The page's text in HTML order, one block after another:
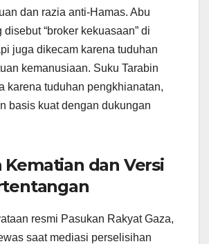
dan razia anti-Hamas. Abu
“broker kekuasaan” di
juga dikecam karena tuduhan
kemanusiaan. Suku Tarabin
karena tuduhan pengkhianatan,
basis kuat dengan dukungan
Kematian dan Versi
resmi Pasukan Rakyat Gaza,
saat mediasi perselisihan